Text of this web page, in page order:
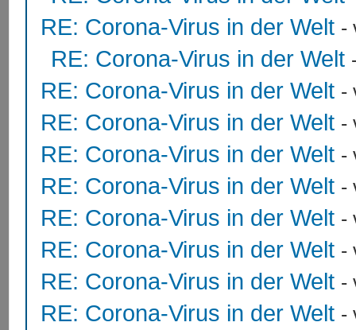
RE: Corona-Virus in der Welt -
RE: Corona-Virus in der Welt
RE: Corona-Virus in der Welt -
RE: Corona-Virus in der Welt -
RE: Corona-Virus in der Welt -
RE: Corona-Virus in der Welt -
RE: Corona-Virus in der Welt -
RE: Corona-Virus in der Welt -
RE: Corona-Virus in der Welt -
RE: Corona-Virus in der Welt -